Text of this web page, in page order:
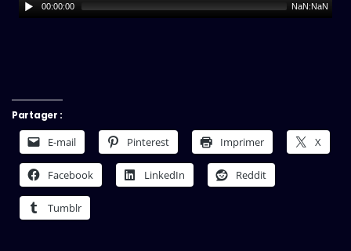
00:00:00 NaN:NaN
Partager :
E-mail Pinterest Imprimer X
Facebook LinkedIn Reddit
Tumblr